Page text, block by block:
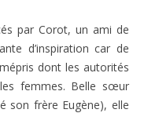
par Corot, un ami de
d’inspiration car de
dont les autorités
femmes. Belle sœur
son frère Eugène), elle